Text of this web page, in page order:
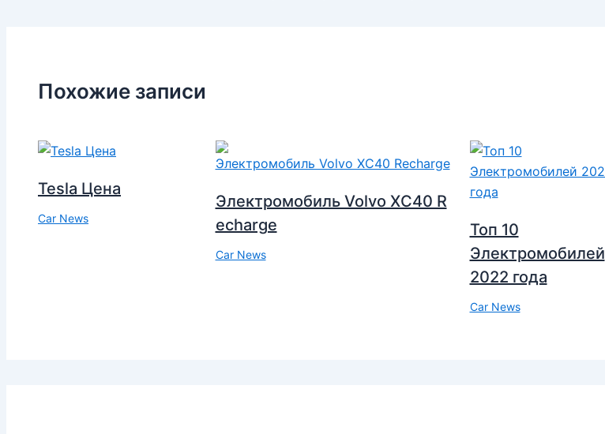
Похожие записи
Tesla Цена
Car News
Электромобиль Volvo XC40 R
echarge
Car News
Топ 10
Электромобилей
2022 года
Car News